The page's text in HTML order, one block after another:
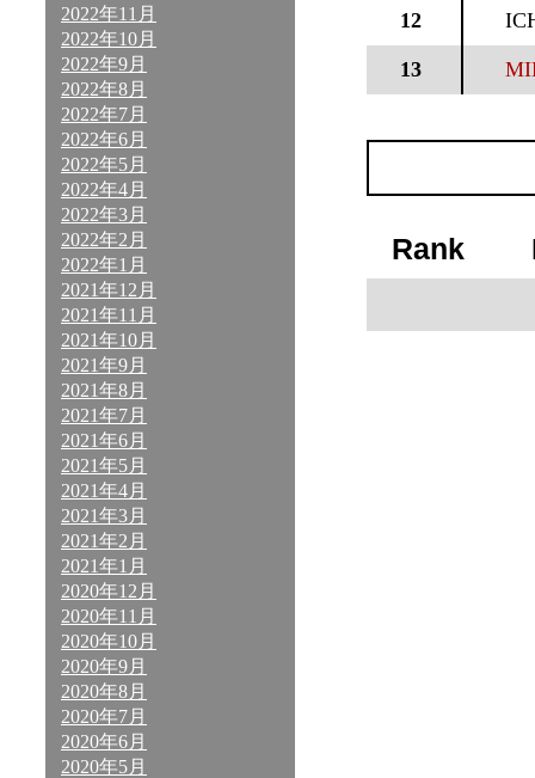
2022年11月
2022年10月
2022年9月
2022年8月
2022年7月
2022年6月
2022年5月
2022年4月
2022年3月
2022年2月
2022年1月
2021年12月
2021年11月
2021年10月
2021年9月
2021年8月
2021年7月
2021年6月
2021年5月
2021年4月
2021年3月
2021年2月
2021年1月
2020年12月
2020年11月
2020年10月
2020年9月
2020年8月
2020年7月
2020年6月
2020年5月
12
13
Rank